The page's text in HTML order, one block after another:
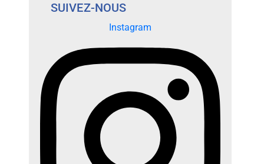
SUIVEZ-NOUS
Instagram